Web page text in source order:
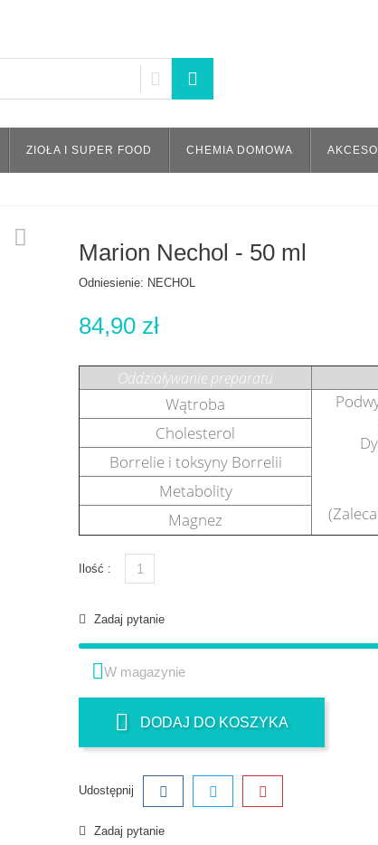
ZIOŁA I SUPER FOOD CHEMIA DOMOWA
Marion Nechol - 50 ml
Odniesienie: NECHOL
84,90 zł
Oddziaływanie preparatu
Wątroba
Cholesterol
Borrelie i toksyny Borrelii
Metabolity
Magnez
Ilość :
Zadaj pytanie
W magazynie
DODAJ DO KOSZYKA
Udostępnij
Zadaj pytanie